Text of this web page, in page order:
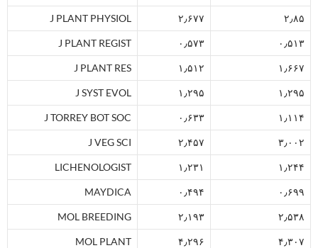
۲٫۸۵ ۲٫۶۷۷ J PLANT PHYSIOL
۰٫۵۱۳ ۰٫۵۷۳ J PLANT REGIST
۱٫۶۶۷ ۱٫۵۱۲ J PLANT RES
۱٫۲۹۵ ۱٫۲۹۵ J SYST EVOL
۱٫۱۱۴ ۰٫۶۳۳ J TORREY BOT SOC
۳٫۰۰۲ ۲٫۴۵۷ J VEG SCI
۱٫۲۴۴ ۱٫۲۳۱ LICHENOLOGIST
۰٫۶۹۹ ۰٫۴۹۴ MAYDICA
۲٫۵۳۸ ۲٫۱۹۳ MOL BREEDING
۴٫۳۰۷ ۴٫۲۹۶ MOL PLANT